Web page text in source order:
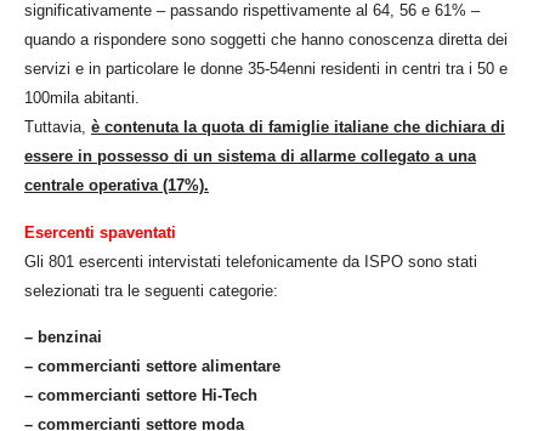
significativamente – passando rispettivamente al 64, 56 e 61% –
quando a rispondere sono soggetti che hanno conoscenza diretta dei
servizi e in particolare le donne 35-54enni residenti in centri tra i 50 e
100mila abitanti.
Tuttavia, è contenuta la quota di famiglie italiane che dichiara di
essere in possesso di un sistema di allarme collegato a una
centrale operativa (17%).
Esercenti spaventati
Gli 801 esercenti intervistati telefonicamente da ISPO sono stati
selezionati tra le seguenti categorie:
– benzinai
– commercianti settore alimentare
– commercianti settore Hi-Tech
– commercianti settore moda